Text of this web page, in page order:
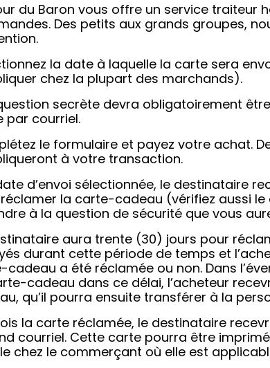
du Baron vous offre un service traiteur
Des petits aux grands groupes,
la date à laquelle la carte sera
chez la plupart des marchands).
secrète devra obligatoirement
par courriel.
le formulaire et payez votre achat.
à votre transaction.
d’envoi sélectionnée, le destinataire
la carte-cadeau (vérifiez aussi
à la question de sécurité que vous
aura trente (30) jours pour
durant cette période de temps et
cadeau a été réclamée ou non. Dans
cadeau dans ce délai, l’acheteur
qu’il pourra ensuite transférer à la
la carte réclamée, le destinataire
courriel. Cette carte pourra être
chez le commerçant où elle est